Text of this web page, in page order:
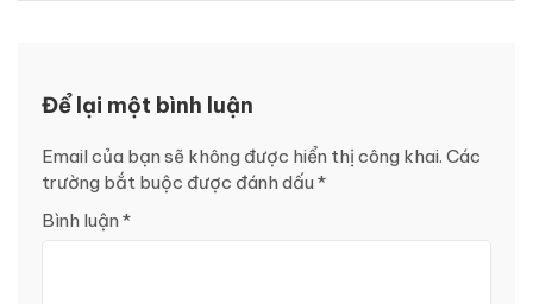
Để lại một bình luận
Email của bạn sẽ không được hiển thị công khai. Các
trường bắt buộc được đánh dấu *
Bình luận *